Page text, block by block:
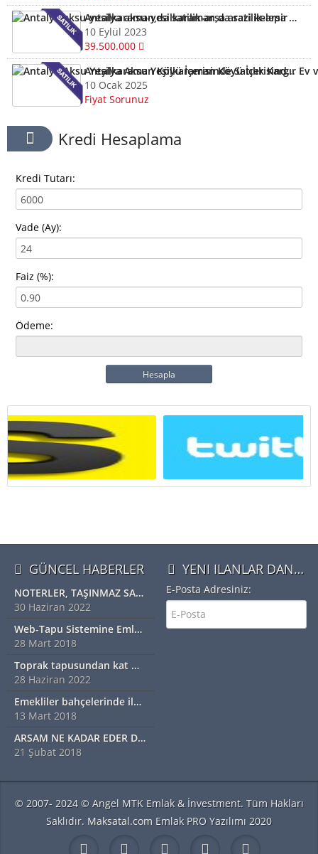
Antalya aksu-yesilkaraman,da satilik-arsa arazi kelepir
10 Eylül 2023
39.500.000
Antalya Aksu Yeşilkaraman Köyü İçerisinde Satılık Kargır Ev ve Tarla
10 Ocak 2025
Fiyat Sorunuz
Kredi Hesaplama
Kredi Tutarı:
Vade (Ay):
Faiz (%):
Ödeme:
Hesapla
GÜNCEL HABERLER
NOTERLER, TAŞINMAZ SATIŞ VAADİ SÖZLEŞMESİ YAPABİLECEK
30 Haziran 2022
Web-Tapu Sistemine Emlakçılar da Eklendi
28 Mart 2018
Toprak tapusundan kat mülkiyetine geçiş nasıl olur?
28 Haziran 2022
Emekliler bahçelerinde ilk hasadı yaptı
13 Mart 2018
ARSAM NE KADAR EDER DİYORSANIZ EXSPER İÇİN BİZİ ARAYINIZ...!!!!!
21 Şubat 2018
YENI ILANLAR DAN HABERDAR OLMAK IÇIN ÜYE OLUN
E-Posta Adresiniz:
© 2007- 2024 © Angel MTK Emlak & İnvestment. Tüm Hakları
Saklıdır. Maksatal.com Emlak PRO Yazılımı 2020